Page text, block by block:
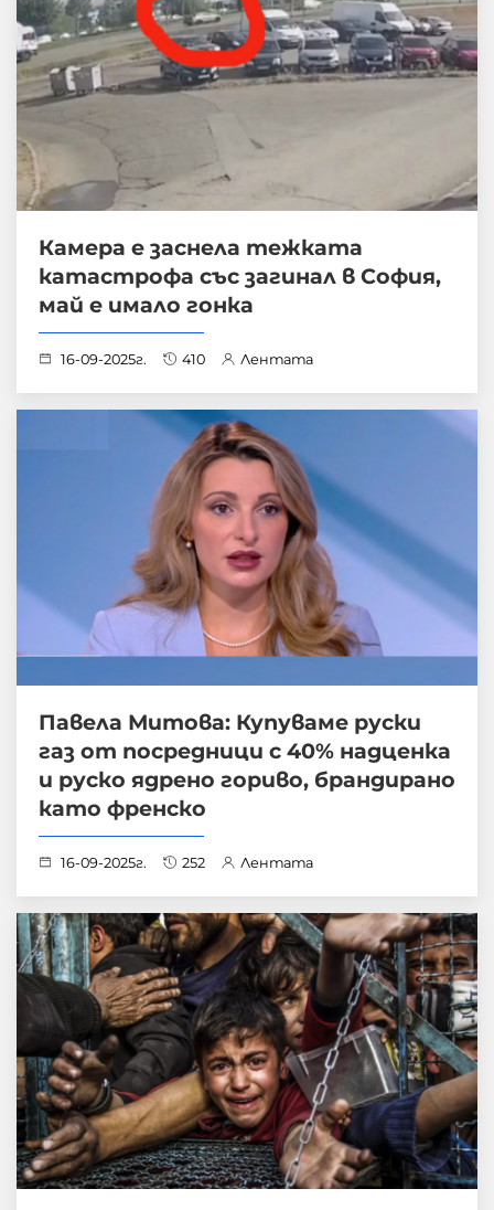
Камера е заснела тежката
катастрофа със загинал в София,
май е имало гонка
16-09-2025г. 410 Лентата
Павела Митова: Купуваме руски
газ от посредници с 40% надценка
и руско ядрено гориво, брандирано
като френско
16-09-2025г. 252 Лентата